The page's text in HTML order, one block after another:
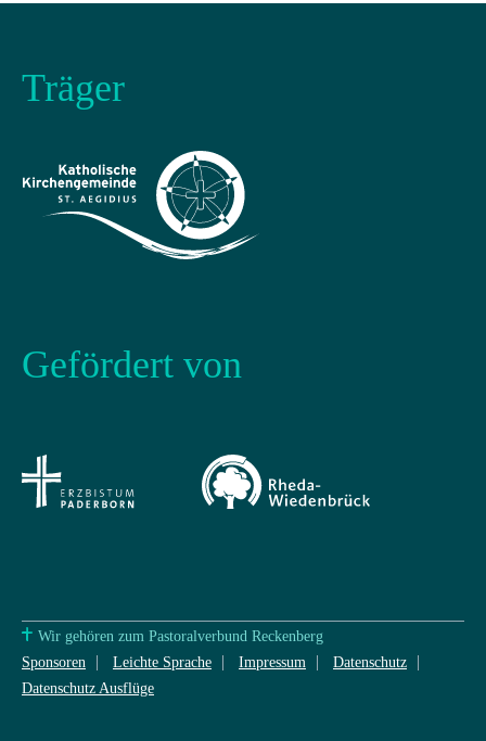
Träger
Gefördert von
Wir gehören zum Pastoralverbund Reckenberg
Sponsoren
Leichte Sprache Impressum
Datenschutz
Datenschutz Ausflüge